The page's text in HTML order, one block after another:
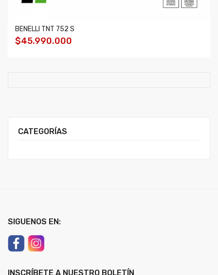
CATEGORÍAS
BENELLI TNT 752 S
$45.990.000
SIGUENOS EN:
INSCRÍBETE A NUESTRO BOLETÍN